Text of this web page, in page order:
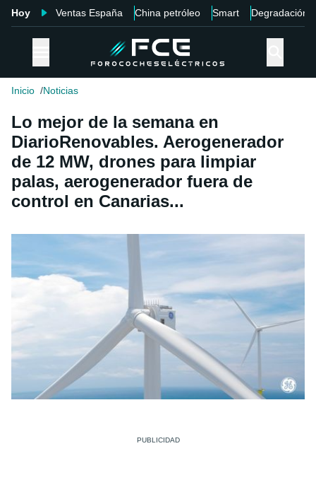
Hoy Ventas España China petróleo Smart Degradación
Inicio Noticias
Lo mejor de la semana en
DiarioRenovables. Aerogenerador
de 12 MW, drones para limpiar
palas, aerogenerador fuera de
control en Canarias...